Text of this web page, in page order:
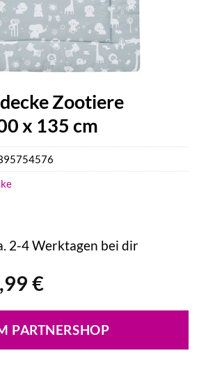
Zootiere
x 135 cm
€
€Aktueller
ist:
37,99 €.
2-4 Werktagen bei dir
PARTNERSHOP